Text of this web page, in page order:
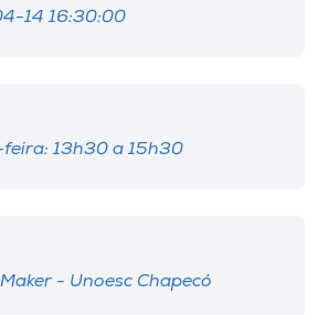
14 16:30:00
13h30 a 15h30
- Unoesc Chapecó